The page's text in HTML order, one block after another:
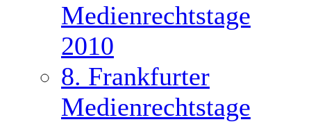
Medienrechtstage
2010
8. Frankfurter
Medienrechtstage